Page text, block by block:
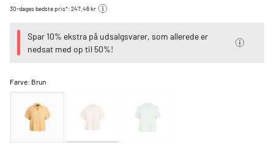
30-dages bedste pris*: 247,46 kr
Spar 10% ekstra på udsalgsvarer, som allerede er
nedsat med op til 50%!
Farve: Brun